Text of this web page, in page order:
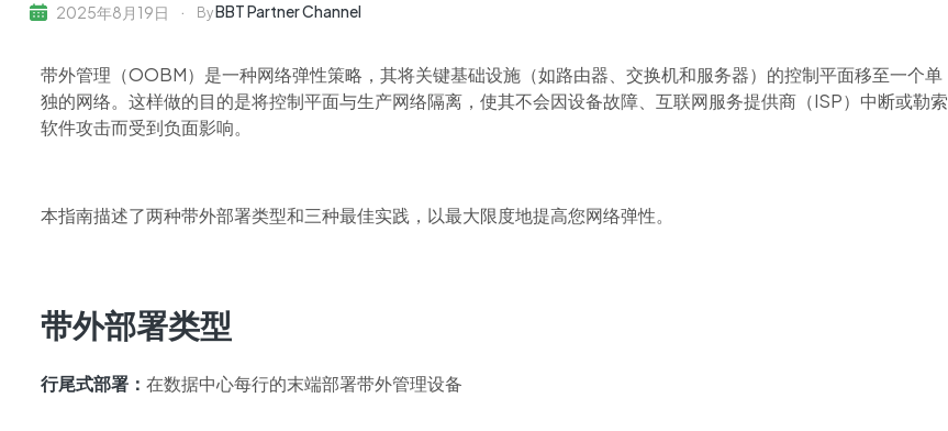
2025年8月19日 ByBBT Partner Channel
带外管理（OOBM）是一种网络弹性策略，其将关键基础设施（如路由器、交换机和服务器）的控制平面移至一个单
独的网络。这样做的目的是将控制平面与生产网络隔离，使其不会因设备故障、互联网服务提供商（ISP）中断或勒索
软件攻击而受到负面影响。
本指南描述了两种带外部署类型和三种最佳实践，以最大限度地提高您网络弹性。
带外部署类型
行尾式部署： 在数据中心每行的末端部署带外管理设备